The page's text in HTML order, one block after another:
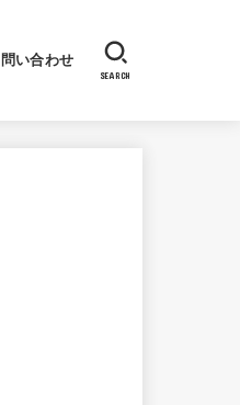
問い合わせ
SEARCH